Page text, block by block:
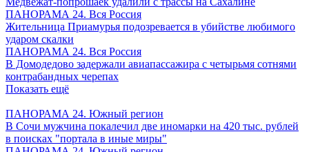
ПАНОРАМА 24. Вся Россия
Жительница Приамурья подозревается в убийстве любимого
ударом скалки
ПАНОРАМА 24. Вся Россия
В Домодедово задержали авиапассажира с четырьмя сотнями
контрабандных черепах
Показать ещё
ПАНОРАМА 24. Южный регион
В Сочи мужчина покалечил две иномарки на 420 тыс. рублей
в поисках "портала в иные миры"